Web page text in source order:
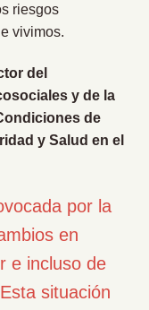
riesgos
vivimos.
del
y de la
de
y Salud en el
por la
en
e incluso de
situación